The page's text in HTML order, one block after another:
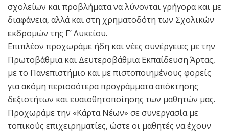
σχολείων και προβλήματα να λύνονται γρήγορα και με
διαφάνεια, αλλά και στη χρηματοδότη των Σχολικών
εκδρομών της Γ’ Λυκείου.
Επιπλέον προχωράμε ήδη και νέες συνέργειες με την
Πρωτοβάθμια και Δευτεροβάθμια Εκπαίδευση Άρτας,
με το Πανεπιστήμιο και με πιστοποιημένους φορείς
για ακόμη περισσότερα προγράμματα απόκτησης
δεξιοτήτων και ευαισθητοποίησης των μαθητών μας.
Προχωράμε την «Κάρτα Νέων» σε συνεργασία με
τοπικούς επιχειρηματίες, ώστε οι μαθητές να έχουν